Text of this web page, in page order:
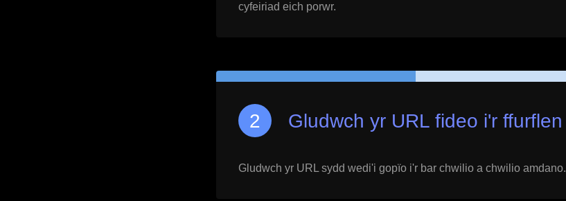
cyfeiriad eich porwr.
Gludwch yr URL fideo i'r ffurflen
Gludwch yr URL sydd wedi'i gopïo i'r bar chwilio a chwilio amdano.